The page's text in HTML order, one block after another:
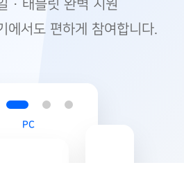
· 태블릿 완벽 지원
에서도 편하게 참여합니다.
PC